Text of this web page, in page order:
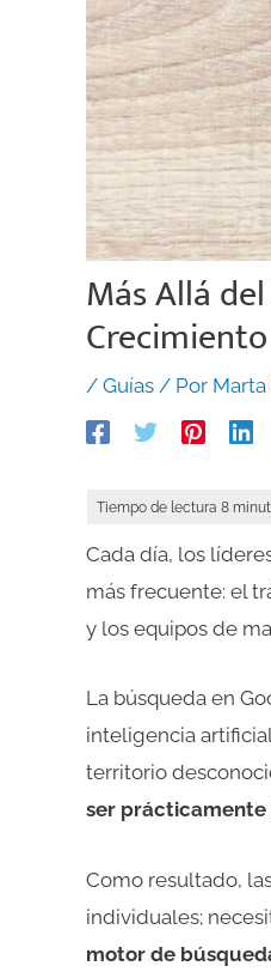
Más Allá
/ Guías / Por Marta
Cada día, los
más frecuente: el
y los equipos de
La búsqueda en
inteligencia
territorio
ser prácticamente
Como resultado,
individuales;
motor de